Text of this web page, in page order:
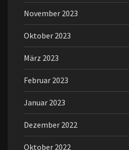
November 2023
Oktober 2023
März 2023
Februar 2023
Januar 2023
Dezember 2022
Oktober 2022